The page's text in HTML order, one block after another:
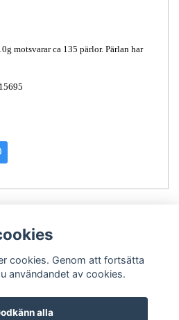
motsvarar ca 135 pärlor. Pärlan har
cookies. Genom att fortsätta
användandet av cookies.
alla